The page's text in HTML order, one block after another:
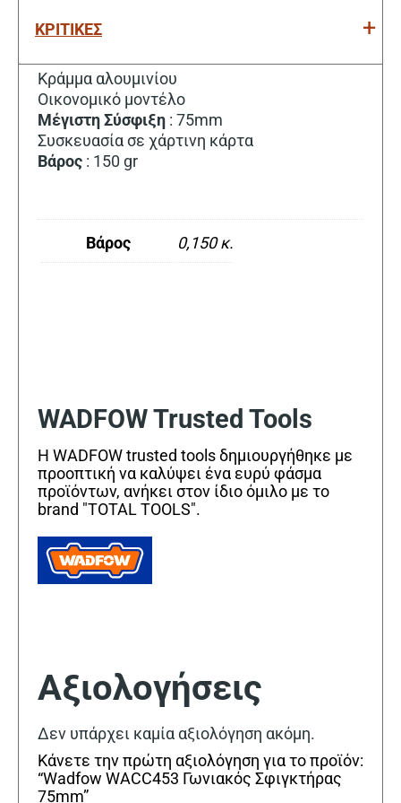
ΚΡΙΤΙΚΕΣ
Κράμμα αλουμινίου
Οικονομικό μοντέλο
ΜέγιστηΣύσφιξη : 75mm
Συσκευασία σε χάρτινη κάρτα
Βάρος : 150 gr
Βάρος 0,150 κ.
WADFOW Trusted Tools
Η WADFOW trusted tools δημιουργήθηκε με
προοπτική να καλύψει ένα ευρύ φάσμα
προϊόντων, ανήκει στον ίδιο όμιλο με το
brand "TOTAL TOOLS".
Αξιολογήσεις
Δεν υπάρχει καμία αξιολόγηση ακόμη.
Κάνετε την πρώτη αξιολόγηση για το προϊόν:
“Wadfow WACC453 Γωνιακός Σφιγκτήρας
75mm”